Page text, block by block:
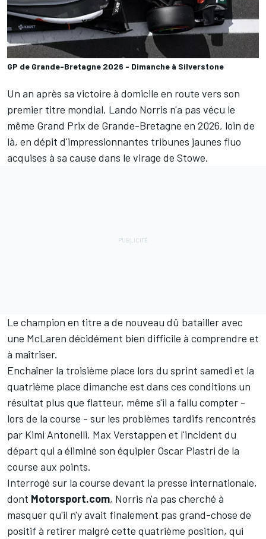
GP de Grande-Bretagne 2026 - Dimanche à Silverstone
Un an après sa victoire à domicile en route vers son
premier titre mondial, Lando Norris n'a pas vécu le
même Grand Prix de Grande-Bretagne en 2026, loin de
là, en dépit d'impressionnantes tribunes jaunes fluo
acquises à sa cause dans le virage de Stowe.
Le champion en titre a de nouveau dû batailler avec
une McLaren décidément bien difficile à comprendre et
à maîtriser.
Enchaîner la troisième place lors du sprint samedi et la
quatrième place dimanche est dans ces conditions un
résultat plus que flatteur, même s'il a fallu compter -
lors de la course - sur les problèmes tardifs rencontrés
par Kimi Antonelli, Max Verstappen et l'incident du
départ qui a éliminé son équipier Oscar Piastri de la
course aux points.
Interrogé sur la course devant la presse internationale,
dont Motorsport.com, Norris n'a pas cherché à
masquer qu'il n'y avait finalement pas grand-chose de
positif à retirer malgré cette quatrième position, qui